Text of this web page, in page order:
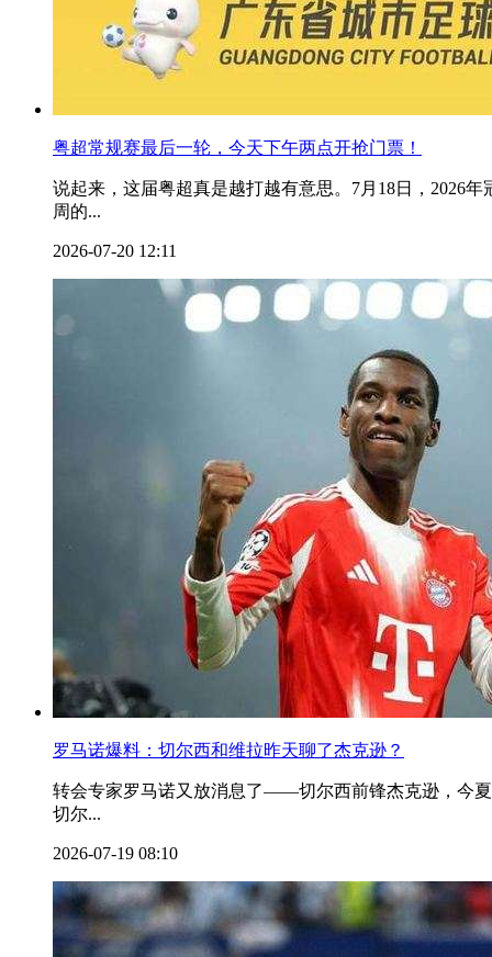
粤超常规赛最后一轮，今天下午两点开抢门票！
说起来，这届粤超真是越打越有意思。7月18日，2026
周的...
2026-07-20 12:11
罗马诺爆料：切尔西和维拉昨天聊了杰克逊？
转会专家罗马诺又放消息了——切尔西前锋杰克逊，
切尔...
2026-07-19 08:10